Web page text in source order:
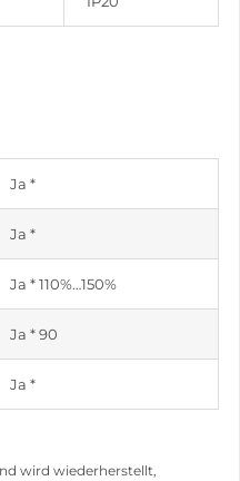
Ja *
Ja *
Ja * 110%…150%
Ja * 90
Ja *
wird wiederherstellt,